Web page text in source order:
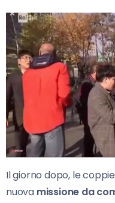
Il giorno dopo, le
nuova missione da